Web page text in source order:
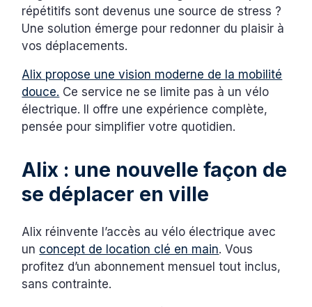
répétitifs sont devenus une source de stress ?
Une solution émerge pour redonner du plaisir à
vos déplacements.
Alix propose une vision moderne de la mobilité
douce. Ce service ne se limite pas à un vélo
électrique. Il offre une expérience complète,
pensée pour simplifier votre quotidien.
Alix : une nouvelle façon de
se déplacer en ville
Alix réinvente l’accès au vélo électrique avec
un concept de location clé en main. Vous
profitez d’un abonnement mensuel tout inclus,
sans contrainte.